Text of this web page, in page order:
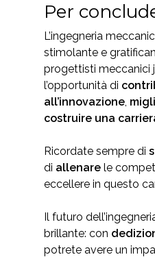
Per
L’ingegneria
stimolante e
progettisti meccanici
l’opportunità di
all’innovazione,
costruire una
Ricordate sempre di
di allenarele
eccellere in questo
Il futuro
brillante: con
potrete avere un